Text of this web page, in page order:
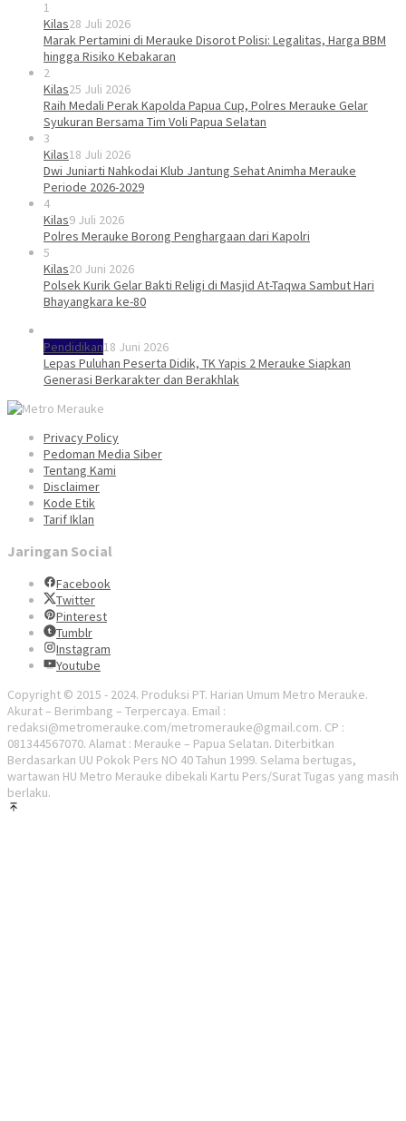
1
Kilas28 Juli 2026
Marak Pertamini di Merauke Disorot Polisi: Legalitas, Harga BBM
hingga Risiko Kebakaran
2
Kilas25 Juli 2026
Raih Medali Perak Kapolda Papua Cup, Polres Merauke Gelar
Syukuran Bersama Tim Voli Papua Selatan
3
Kilas18 Juli 2026
Dwi Juniarti Nahkodai Klub Jantung Sehat Animha Merauke
Periode 2026-2029
4
Kilas9 Juli 2026
Polres Merauke Borong Penghargaan dari Kapolri
5
Kilas20 Juni 2026
Polsek Kurik Gelar Bakti Religi di Masjid At-Taqwa Sambut Hari
Bhayangkara ke-80
Pendidikan18 Juni 2026
Lepas Puluhan Peserta Didik, TK Yapis 2 Merauke Siapkan
Generasi Berkarakter dan Berakhlak
Privacy Policy
Pedoman Media Siber
Tentang Kami
Disclaimer
Kode Etik
Tarif Iklan
Jaringan Social
Facebook
Twitter
Pinterest
Tumblr
Instagram
Youtube
Copyright © 2015 - 2024. Produksi PT. Harian Umum Metro Merauke.
Akurat – Berimbang – Terpercaya. Email :
redaksi@metromerauke.com/metromerauke@gmail.com. CP :
081344567070. Alamat : Merauke – Papua Selatan. Diterbitkan
Berdasarkan UU Pokok Pers NO 40 Tahun 1999. Selama bertugas,
wartawan HU Metro Merauke dibekali Kartu Pers/Surat Tugas yang masih
berlaku.